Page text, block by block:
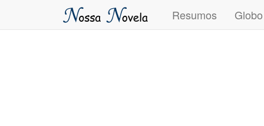
Resumos Globo